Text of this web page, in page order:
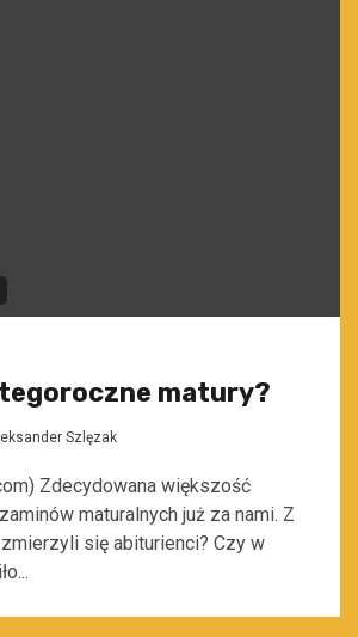
matury?
Szlęzak
Zdecydowana większość
maturalnych już za nami. Z
się abiturienci? Czy w